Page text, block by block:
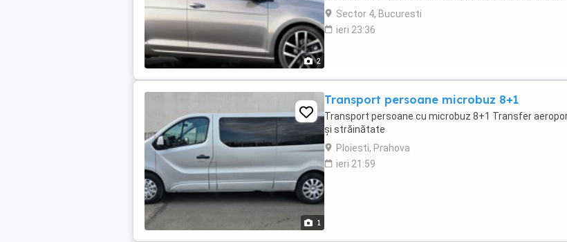
2
pentru persoane in varsta, ...
Sector 4, Bucuresti
ieri 23:36
1
Transport persoane microbuz 8+1
Transport persoane cu microbuz 8+1 Transfer
și străinătate
Ploiesti, Prahova
ieri 21:59